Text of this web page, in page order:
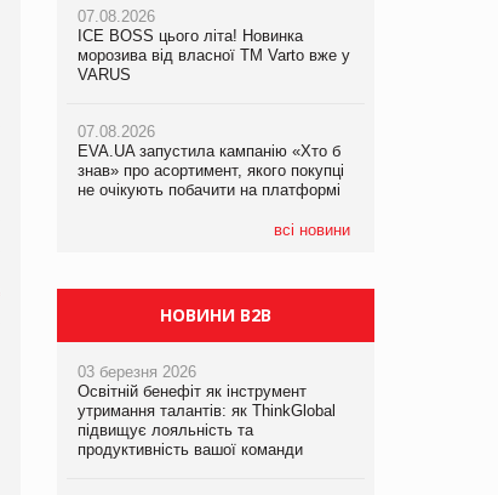
07.08.2026
ICE BOSS цього літа! Новинка
морозива від власної ТМ Varto вже у
VARUS
07.08.2026
EVA.UA запустила кампанію «Хто б
знав» про асортимент, якого покупці
не очікують побачити на платформі
всі новини
07.08.2026
ICE BOSS цього літа! Новинка
морозива від власної ТМ Varto вже у
VARUS
07.08.2026
EVA.UA запустила кампанію «Хто б
знав» про асортимент, якого покупці
не очікують побачити на платформі
07.08.2026
Франція заборонила рекламні дзвінки
НОВИНИ B2B
03 березня 2026
Освітній бенефіт як інструмент
утримання талантів: як ThinkGlobal
підвищує лояльність та
продуктивність вашої команди